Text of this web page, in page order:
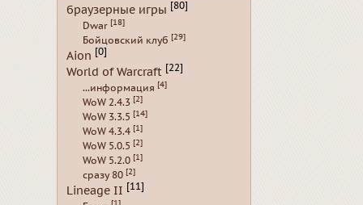
браузерные игры [80]
Dwar [18]
Бойцовский клуб [29]
Aion [0]
World of Warcraft [22]
...информация [4]
WoW 2.4.3 [2]
WoW 3.3.5 [14]
WoW 4.3.4 [1]
WoW 5.0.5 [2]
WoW 5.2.0 [1]
сразу 80 [2]
Lineage II [11]